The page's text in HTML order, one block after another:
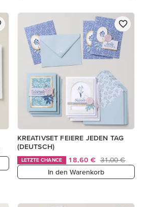
KREATIVSET FEIERE JEDEN TAG
(DEUTSCH)
LETZTE CHANCE 18,60 € 31,00 €
In den Warenkorb